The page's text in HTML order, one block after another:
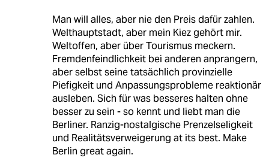
Man will alles, aber nie den Preis dafür zahlen.
Welthauptstadt, aber mein Kiez gehört mir.
Weltoffen, aber über Tourismus meckern.
Fremdenfeindlichkeit bei anderen anprangern,
aber selbst seine tatsächlich provinzielle
Piefigkeit und Anpassungsprobleme reaktionär
ausleben. Sich für was besseres halten ohne
besser zu sein - so kennt und liebt man die
Berliner. Ranzig-nostalgische Prenzelseligkeit
und Realitätsverweigerung at its best. Make
Berlin great again.